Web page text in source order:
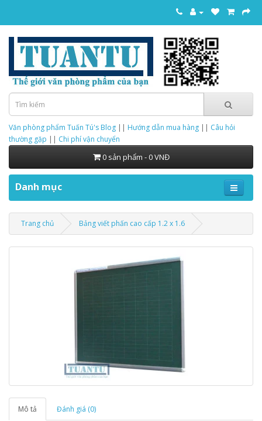
Văn phòng phẩm Tuấn Tú's Blog || Hướng dẫn mua hàng || Câu hỏi
thường gặp || Chi phí vận chuyển
0 sản phẩm - 0 VNĐ
Danh mục
Trang chủ Bảng viết phấn cao cấp 1.2 x 1.6
Mô tả Đánh giá (0)